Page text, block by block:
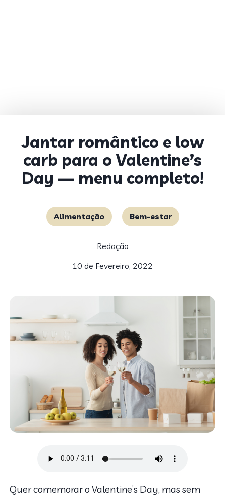
Jantar romântico e low
carb para o Valentine’s
Day — menu completo!
Alimentação Bem-estar
Redação
10 de Fevereiro, 2022
Quer comemorar o Valentine’s Day, mas sem